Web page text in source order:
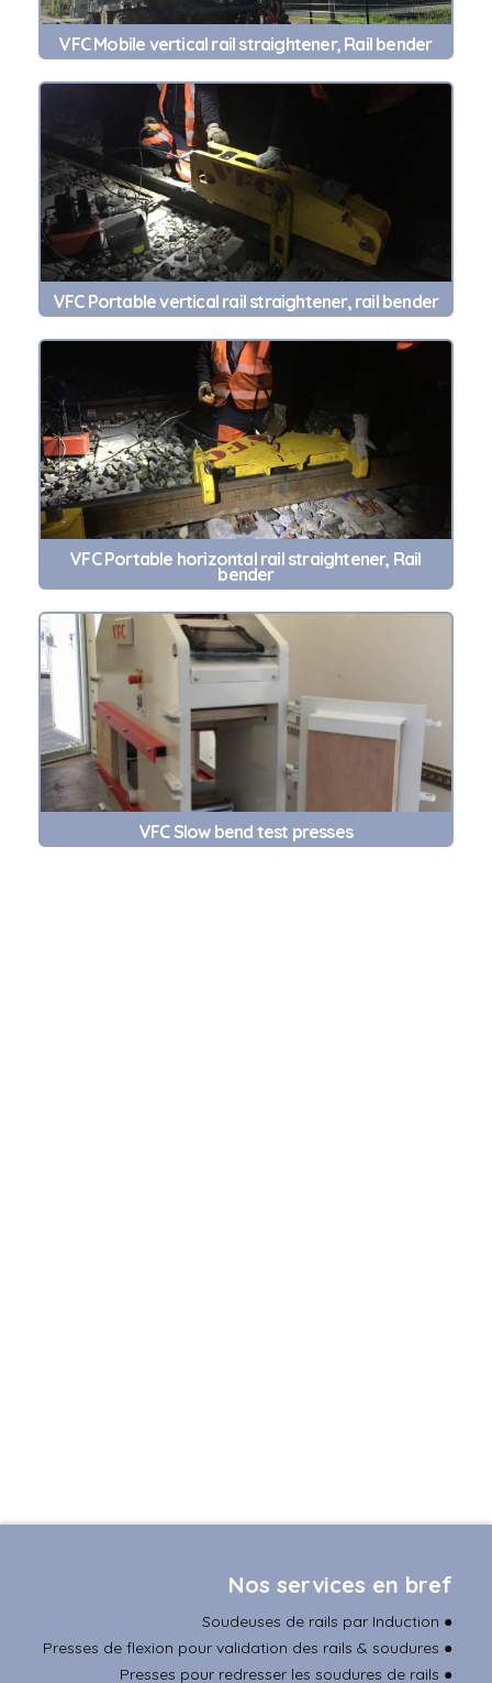
VFC Mobile vertical rail straightener, Rail bender
VFC Portable vertical rail straightener, rail bender
VFC Portable horizontal rail straightener, Rail
bender
VFC Slow bend test presses
Nos services en bref
Soudeuses de rails par Induction ●
Presses de flexion pour validation des rails & soudures ●
Presses pour redresser les soudures de rails ●